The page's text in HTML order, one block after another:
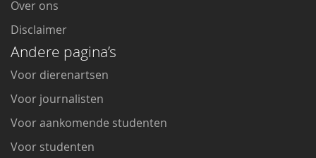
Over ons
Disclaimer
Andere pagina’s
Voor dierenartsen
Voor journalisten
Voor aankomende studenten
Voor studenten